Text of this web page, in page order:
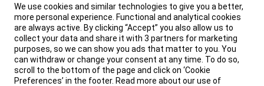
We use cookies and similar technologies to give you a better,
more personal experience. Functional and analytical cookies
are always active. By clicking “Accept” you also allow us to
collect your data and share it with 3 partners for marketing
purposes, so we can show you ads that matter to you. You
can withdraw or change your consent at any time. To do so,
scroll to the bottom of the page and click on ‘Cookie
Preferences’ in the footer. Read more about our use of